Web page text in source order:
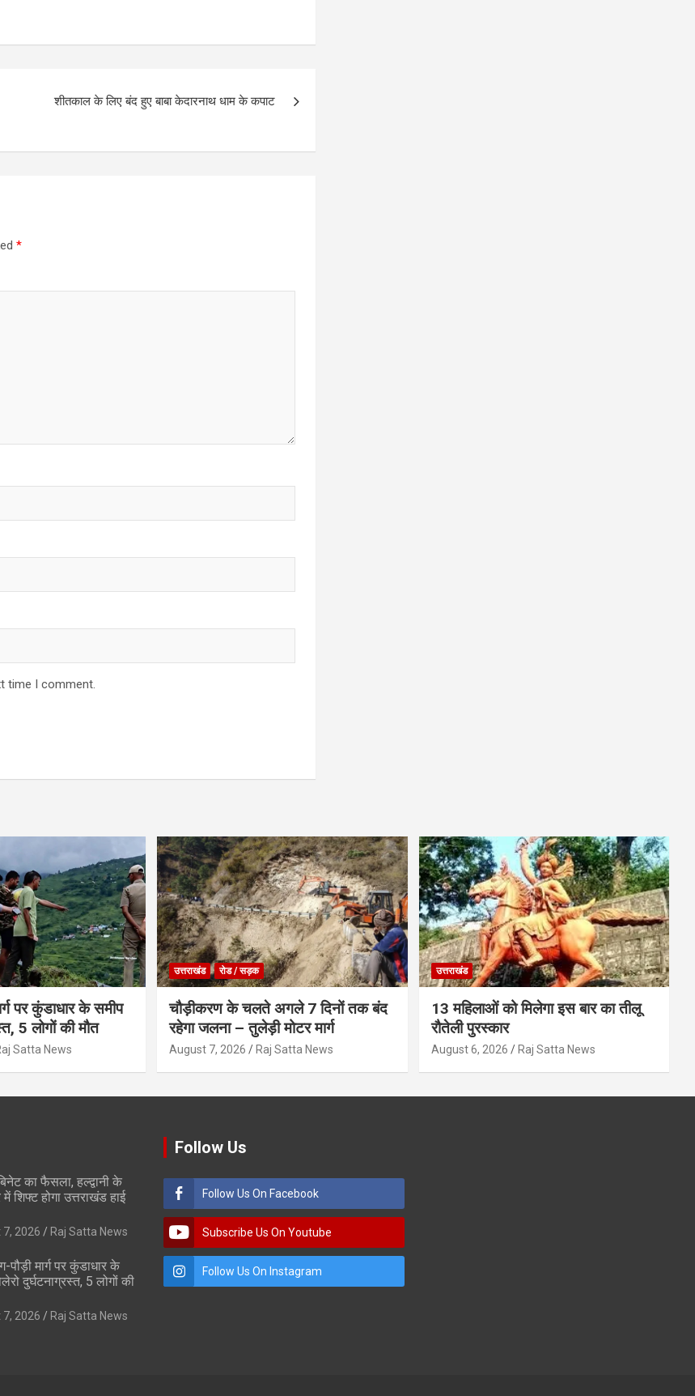
शीतकाल के लिए बंद हुए बाबा केदारनाथ धाम के कपाट
*
time I comment.
पर कुंडाधार के समीप
5 लोगों की मौत
Satta News
उत्तराखंड रोड / सड़क
चौड़ीकरण के चलते अगले 7 दिनों तक बंद
रहेगा जलना – तुलेड़ी मोटर मार्ग
August 7, 2026 Raj Satta News
उत्तराखंड
13 महिलाओं को मिलेगा इस बार का तीलू
रौतेली पुरस्कार
August 6, 2026 Raj Satta News
का फैसला, हल्द्वानी के
में शिफ्ट होगा उत्तराखंड हाई
2026 Raj Satta News
पौड़ी मार्ग पर कुंडाधार के
दुर्घटनाग्रस्त, 5 लोगों की
2026 Raj Satta News
Follow Us
Follow Us On Facebook
Subscribe Us On Youtube
Follow Us On Instagram